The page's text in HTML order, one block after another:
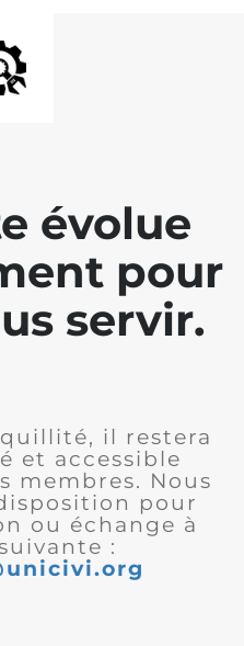
évolue
pour
servir.
il restera
et accessible
membres. Nous
pour
ou échange à
: